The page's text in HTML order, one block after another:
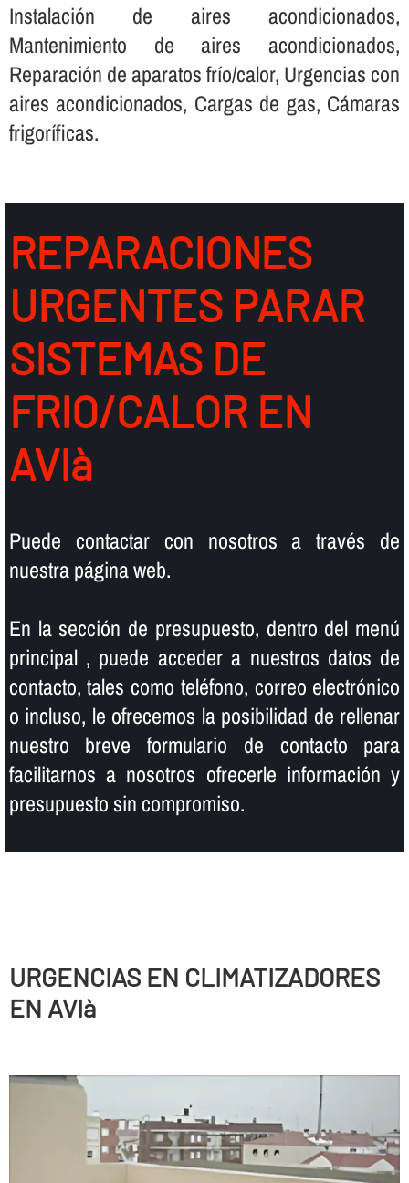
Instalación de aires acondicionados,
Mantenimiento de aires acondicionados,
Reparación de aparatos frí­o/calor, Urgencias con
aires acondicionados, Cargas de gas, Cámaras
frigorí­ficas.
REPARACIONES
URGENTES PARAR
SISTEMAS DE
FRIO/CALOR EN
AVIà
Puede contactar con nosotros a través de
nuestra página web.
En la sección de presupuesto, dentro del menú
principal , puede acceder a nuestros datos de
contacto, tales como teléfono, correo electrónico
o incluso, le ofrecemos la posibilidad de rellenar
nuestro breve formulario de contacto para
facilitarnos a nosotros ofrecerle información y
presupuesto sin compromiso.
URGENCIAS EN CLIMATIZADORES
EN AVIà